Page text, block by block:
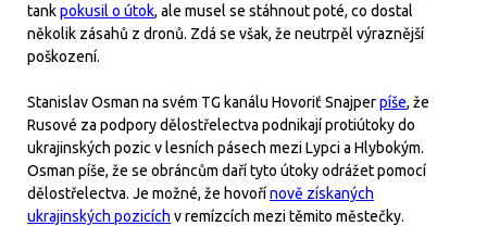
tankpokusil o útok, ale musel se stáhnout poté, co dostal
několik zásahů z dronů. Zdá se však, že neutrpěl výraznější
poškození.
Stanislav Osman na svém TG kanálu Hovoriť Snajperpíše, že
Rusové za podpory dělostřelectva podnikají protiútoky do
ukrajinských pozic v lesních pásech mezi Lypci a Hlybokým.
Osman píše, že se obráncům daří tyto útoky odrážet pomocí
dělostřelectva. Je možné, že hovořínově získaných
ukrajinských pozicích v remízcích mezi těmito městečky.